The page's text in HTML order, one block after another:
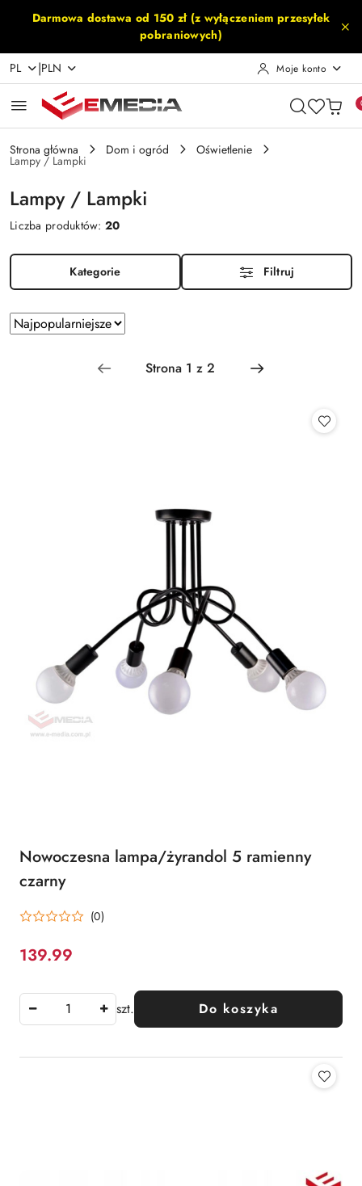
Przejdź do treści głównej
Przejdź do wyszukiwarki
Przejdź do moje konto
Przejdź do menu głównego
Przejdź do stopki
Darmowa dostawa od 150 zł (z wyłączeniem przesyłek
pobraniowych)
PL |PLN Moje konto
Strona główna Dom i ogród Oświetlenie
Lampy / Lampki
Lampy / Lampki
Liczba produktów:20
Kategorie Filtruj
Zastosowano
sortowanie:
Najpopularniejsze.
Sortuj
według
Nowoczesna lampa/żyrandol 5 ramienny
czarny
(0)
Cena:
139.99
szt. Do koszyka